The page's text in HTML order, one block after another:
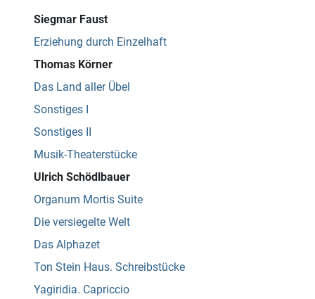
Siegmar Faust
Erziehung durch Einzelhaft
Thomas Körner
Das Land aller Übel
Sonstiges I
Sonstiges II
Musik-Theaterstücke
Ulrich Schödlbauer
Organum Mortis Suite
Die versiegelte Welt
Das Alphazet
Ton Stein Haus. Schreibstücke
Yagiridia. Capriccio